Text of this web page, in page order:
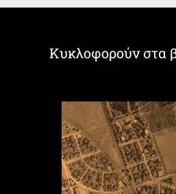
Κυκλοφορούν στα